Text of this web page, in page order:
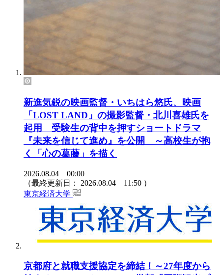
新進気鋭の映画監督・いちはら悠氏、映画
「LOST LAND」の撮影監督・北川喜雄氏を
起用 受験生の背中を押すショートドラマ
『未来を信じて進め』を公開 ～高校生が抱
く「心の葛藤」を描く
2026.08.04 00:00
（最終更新日： 2026.08.04 11:50 ）
東京経済大学
京都府と就職支援協定を締結！～27年度から